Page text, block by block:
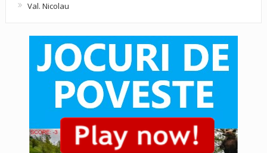
Val. Nicolau